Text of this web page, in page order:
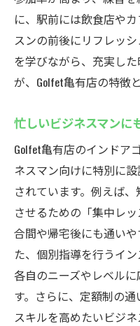
に、駅前には飲食店や
スンの前後にリフレッ
を学びながら、充実し
が、Golfet亀有店の特徴
忙しいビジネスマンに
Golfet亀有店のインドア
ネスマン向けに特別に
されています。例えば
させるための「集中レ
合間や帰宅後にも通い
た、個別指導を行うイン
各自のニーズやレベル
す。さらに、定額制の
スキルを高めたいビジ